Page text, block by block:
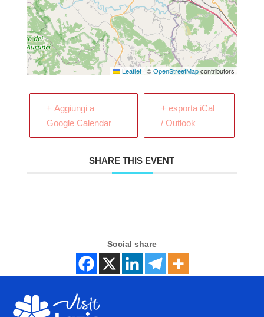
Leaflet | ©OpenStreetMapcontributors
+ Aggiungi a
Google Calendar
+ esporta iCal
/ Outlook
SHARE THIS EVENT
Social share